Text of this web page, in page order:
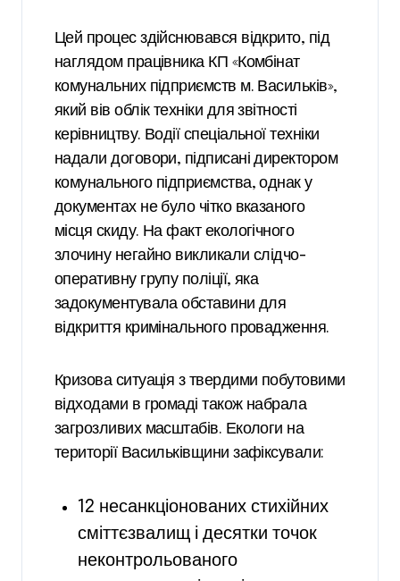
Цей процес здійснювався відкрито, під
наглядом працівника КП «Комбінат
комунальних підприємств м. Васильків»,
який вів облік техніки для звітності
керівництву. Водії спеціальної техніки
надали договори, підписані директором
комунального підприємства, однак у
документах не було чітко вказаного
місця скиду. На факт екологічного
злочину негайно викликали слідчо-
оперативну групу поліції, яка
задокументувала обставини для
відкриття кримінального провадження.
Кризова ситуація з твердими побутовими
відходами в громаді також набрала
загрозливих масштабів. Екологи на
території Васильківщини зафіксували:
12 несанкціонованих стихійних
сміттєзвалищ і десятки точок
неконтрольованого